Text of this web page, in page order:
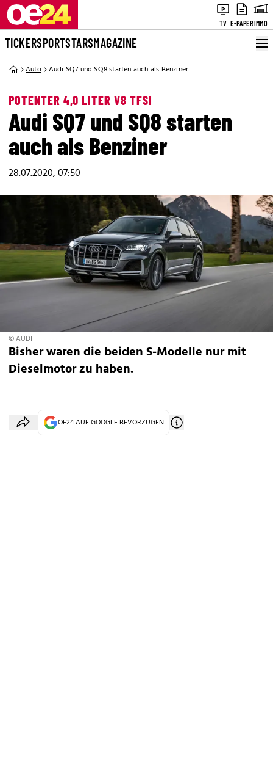
TV E-PAPERIMMO
TICKERSPORTSTARSMAGAZINE
Auto Audi SQ7 und SQ8 starten auch als Benziner
POTENTER 4,0 LITER V8 TFSI
Audi SQ7 und SQ8 starten
auch als Benziner
28.07.2020, 07:50
© AUDI
Bisher waren die beiden S-Modelle nur mit
Dieselmotor zu haben.
OE24 AUF GOOGLE BEVORZUGEN